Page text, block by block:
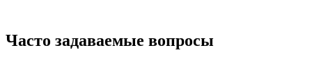
Часто задаваемые вопросы